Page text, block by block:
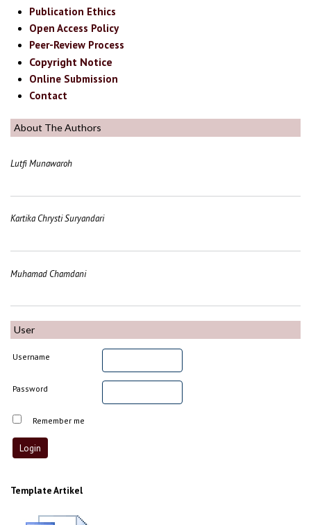
Publication Ethics
Open Access Policy
Peer-Review Process
Copyright Notice
Online Submission
Contact
About The Authors
Lutfi Munawaroh
Kartika Chrysti Suryandari
Muhamad Chamdani
User
Username
Password
Remember me
Template Artikel